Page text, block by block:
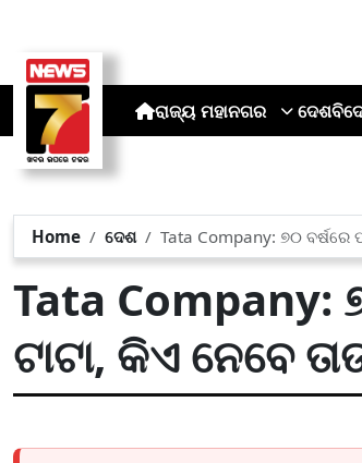
ରାଜ୍ୟ ମହାନଗର ଦେଶ
Home ଦେଶ Tata Company: ୭୦ ବର୍ଷରେ
Tata Company:
ଟାଟା, କିଏ ନେବେ